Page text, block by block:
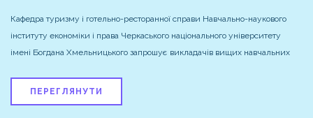
Кафедра туризму і готельно-ресторанної справи Навчально-наукового
інституту економіки і права Черкаського національного університету
імені Богдана Хмельницького запрошує викладачів вищих навчальних
ПЕРЕГЛЯНУТИ